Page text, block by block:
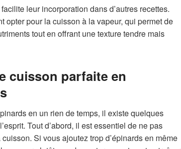
leur incorporation dans d’autres recettes.
opter pour la cuisson à la vapeur, qui permet de
tout en offrant une texture tendre mais
cuisson parfaite en
en un rien de temps, il existe quelques
Tout d’abord, il est essentiel de ne pas
Si vous ajoutez trop d’épinards en même